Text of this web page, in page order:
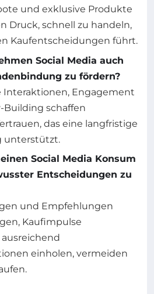
und exklusive Produkte
Druck, schnell zu handeln,
Kaufentscheidungen führt.
Social Media auch
zu fördern?
Interaktionen, Engagement
schaffen
das eine langfristige
unterstützt.
Social Media Konsum
Entscheidungen zu
und Empfehlungen
Kaufimpulse
einholen, vermeiden